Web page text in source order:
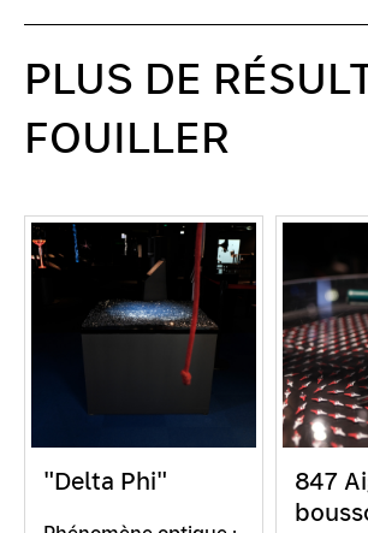
PLUS DE
FOUILLER
"Delta Phi"
847